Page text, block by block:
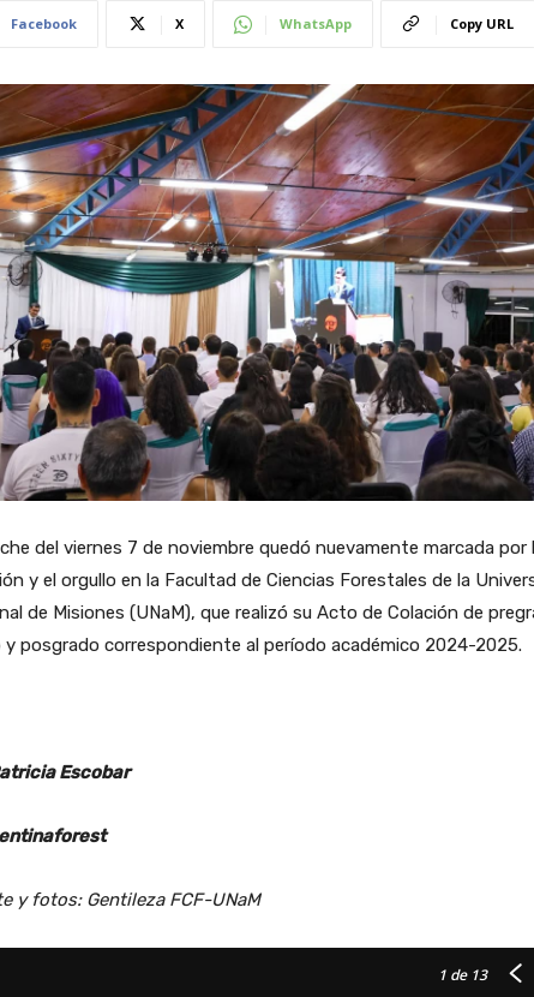
Facebook X WhatsApp Copy URL
del viernes 7 de noviembre quedó nuevamente marcada por
y el orgullo en la Facultad de Ciencias Forestales de la
de Misiones (UNaM), que realizó su Acto de Colación de
y posgrado correspondiente al período académico 2024-2025.
Escobar
y fotos: Gentileza FCF-UNaM
1 de 13